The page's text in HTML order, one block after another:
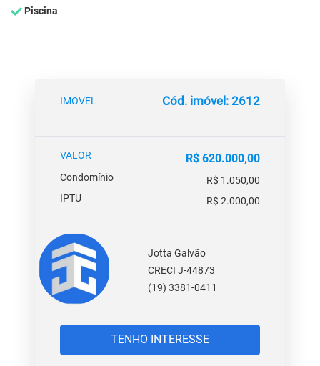
Piscina
IMOVEL Cód. imóvel: 2612
VALOR R$ 620.000,00
Condomínio
R$ 1.050,00
IPTU
R$ 2.000,00
Jotta Galvão
CRECI J-44873
(19) 3381-0411
TENHO INTERESSE